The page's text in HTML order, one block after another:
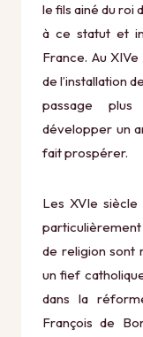
le fils ainé du roi
à ce statut et
France. Au
de l’installation
passage
développer un
fait prospérer.
Les XVIe
de religion sont
un fief
dans la
François de